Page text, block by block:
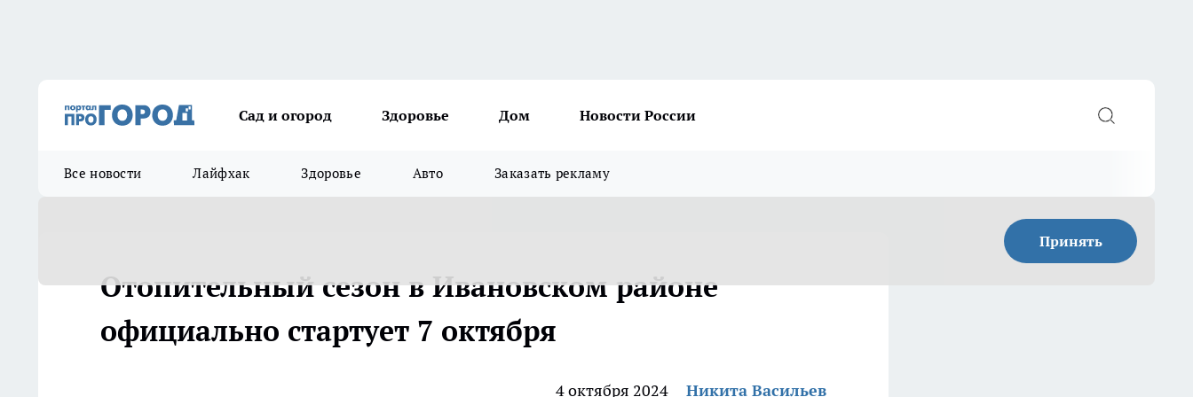
Сад и огород Здоровье Дом Новости России
Все новости Лайфхак Здоровье Авто Заказать рекламу
Принять
Отопительный сезон в Ивановском районе
официально стартует 7 октября
4 октября 2024 Никита Васильев